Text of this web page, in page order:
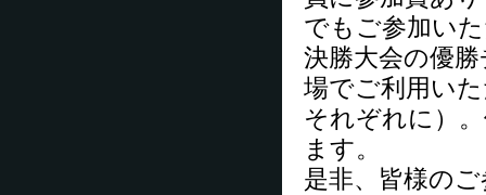
でもご参加い
決勝大会の優
場でご利用い
それぞれに）
ます。
是非、皆様の